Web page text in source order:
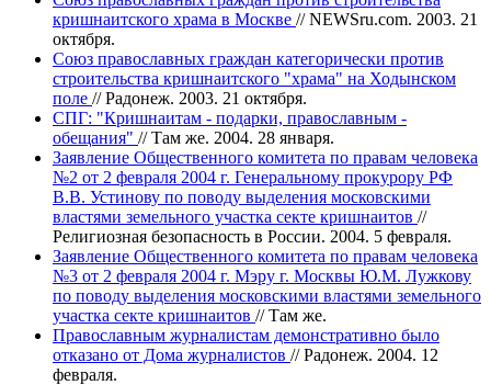
кришнаитского храма в Москве // NEWSru.com. 2003. 21
октября.
Союз православных граждан категорически против
строительства кришнаитского "храма" на Ходынском
поле // Радонеж. 2003. 21 октября.
СПГ: "Кришнаитам - подарки, православным -
обещания" // Там же. 2004. 28 января.
Заявление Общественного комитета по правам человека
№2 от 2 февраля 2004 г. Генеральному прокурору РФ
В.В. Устинову по поводу выделения московскими
властями земельного участка секте кришнаитов //
Религиозная безопасность в России. 2004. 5 февраля.
Заявление Общественного комитета по правам человека
№3 от 2 февраля 2004 г. Мэру г. Москвы Ю.М. Лужкову
по поводу выделения московскими властями земельного
участка секте кришнаитов // Там же.
Православным журналистам демонстративно было
отказано от Дома журналистов // Радонеж. 2004. 12
февраля.